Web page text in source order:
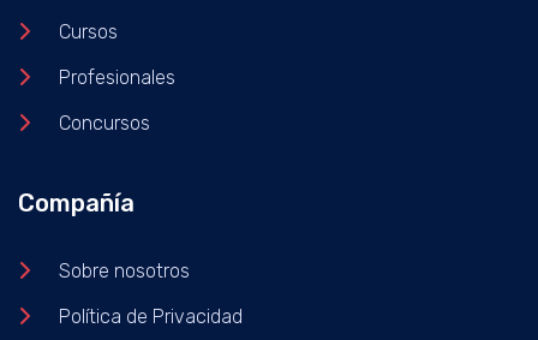
Cursos
Profesionales
Concursos
Compañía
Sobre nosotros
Política de Privacidad